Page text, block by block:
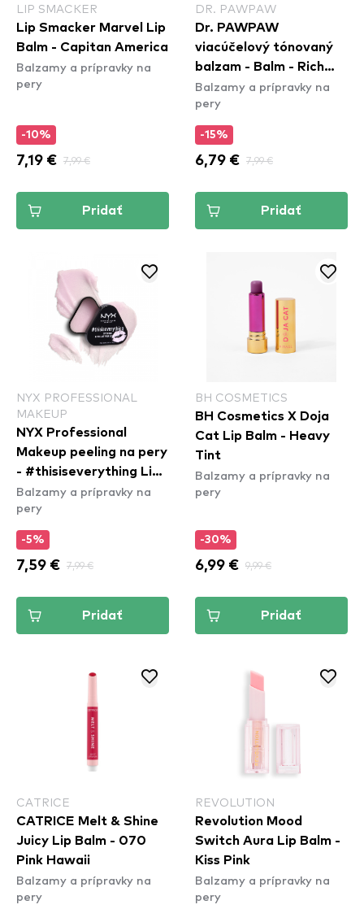
LIP SMACKER
Lip Smacker Marvel Lip
Balm - Capitan America
Balzamy a prípravky na
pery
-10%
7,19 € 7,99 €
Pridať
DR. PAWPAW
Dr. PAWPAW
viacúčelový tónovaný
balzam - Balm - Rich
Mocha
Balzamy a prípravky na
pery
-15%
6,79 € 7,99 €
Pridať
NYX PROFESSIONAL
MAKEUP
NYX Professional
Makeup peeling na pery
- #thisiseverything Lip
Scrub
Balzamy a prípravky na
pery
-5%
7,59 € 7,99 €
Pridať
BH COSMETICS
BH Cosmetics X Doja
Cat Lip Balm - Heavy
Tint
Balzamy a prípravky na
pery
-30%
6,99 € 9,99 €
Pridať
CATRICE
CATRICE Melt & Shine
Juicy Lip Balm - 070
Pink Hawaii
Balzamy a prípravky na
pery
REVOLUTION
Revolution Mood
Switch Aura Lip Balm -
Kiss Pink
Balzamy a prípravky na
pery